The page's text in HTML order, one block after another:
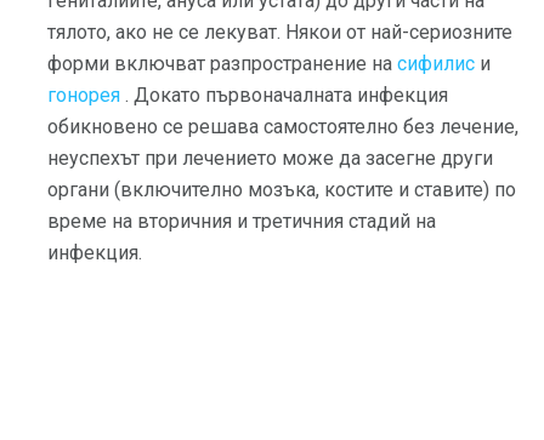
тялото, ако не се лекуват. Някои от най-сериозните
форми включват разпространение на сифилис и
гонорея . Докато първоначалната инфекция
обикновено се решава самостоятелно без лечение,
неуспехът при лечението може да засегне други
органи (включително мозъка, костите и ставите) по
време на вторичния и третичния стадий на
инфекция.